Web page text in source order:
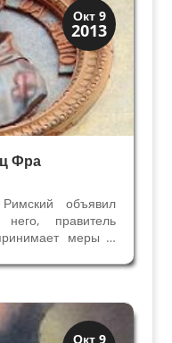
Окт 9
2013
Фра
объявил
правитель
меры –
и сжигает
Окт 9